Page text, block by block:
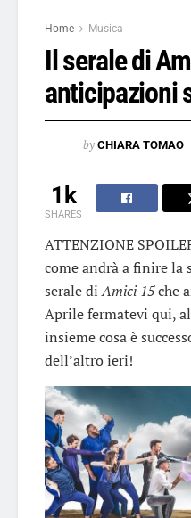
Home Musica
Il serale di
anticipazioni
by CHIARA TOMAO
1k
SHARES
ATTENZIONE
come andrà a finire la
serale diAmici 15che
Aprile fermatevi qui,
insieme cosa è
dell’altro ieri!